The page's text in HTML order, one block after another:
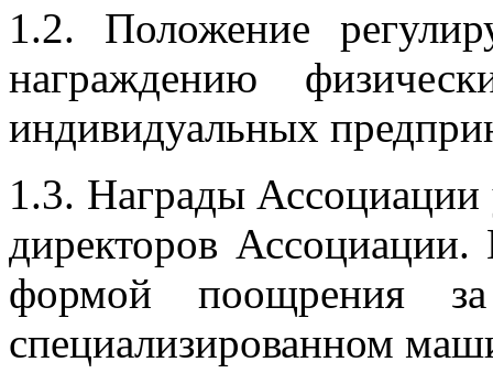
1.2. Положение
награждению
индивидуальных
1.3. Награды
директоров
формой поощрения
специализированном